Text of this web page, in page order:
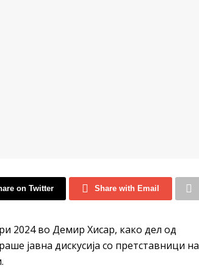
on Twitter Share with Email
2024 во Демир Хисар, како дел од
јавна дискусија со претставници на